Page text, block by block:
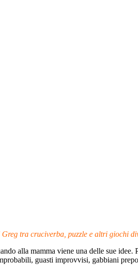
tra cruciverba, puzzle e altri giochi
alla mamma viene una delle sue
guasti improvvisi, gabbiani